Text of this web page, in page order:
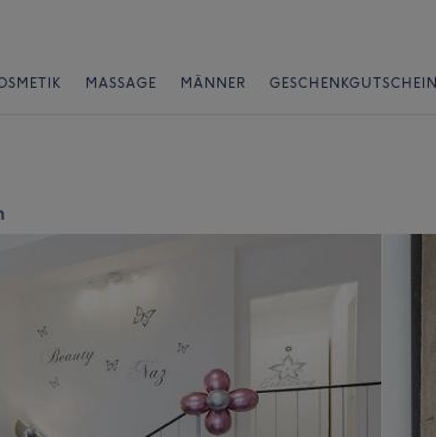
MASSAGE MÄNNER GESCHENKGUTSCHEIN